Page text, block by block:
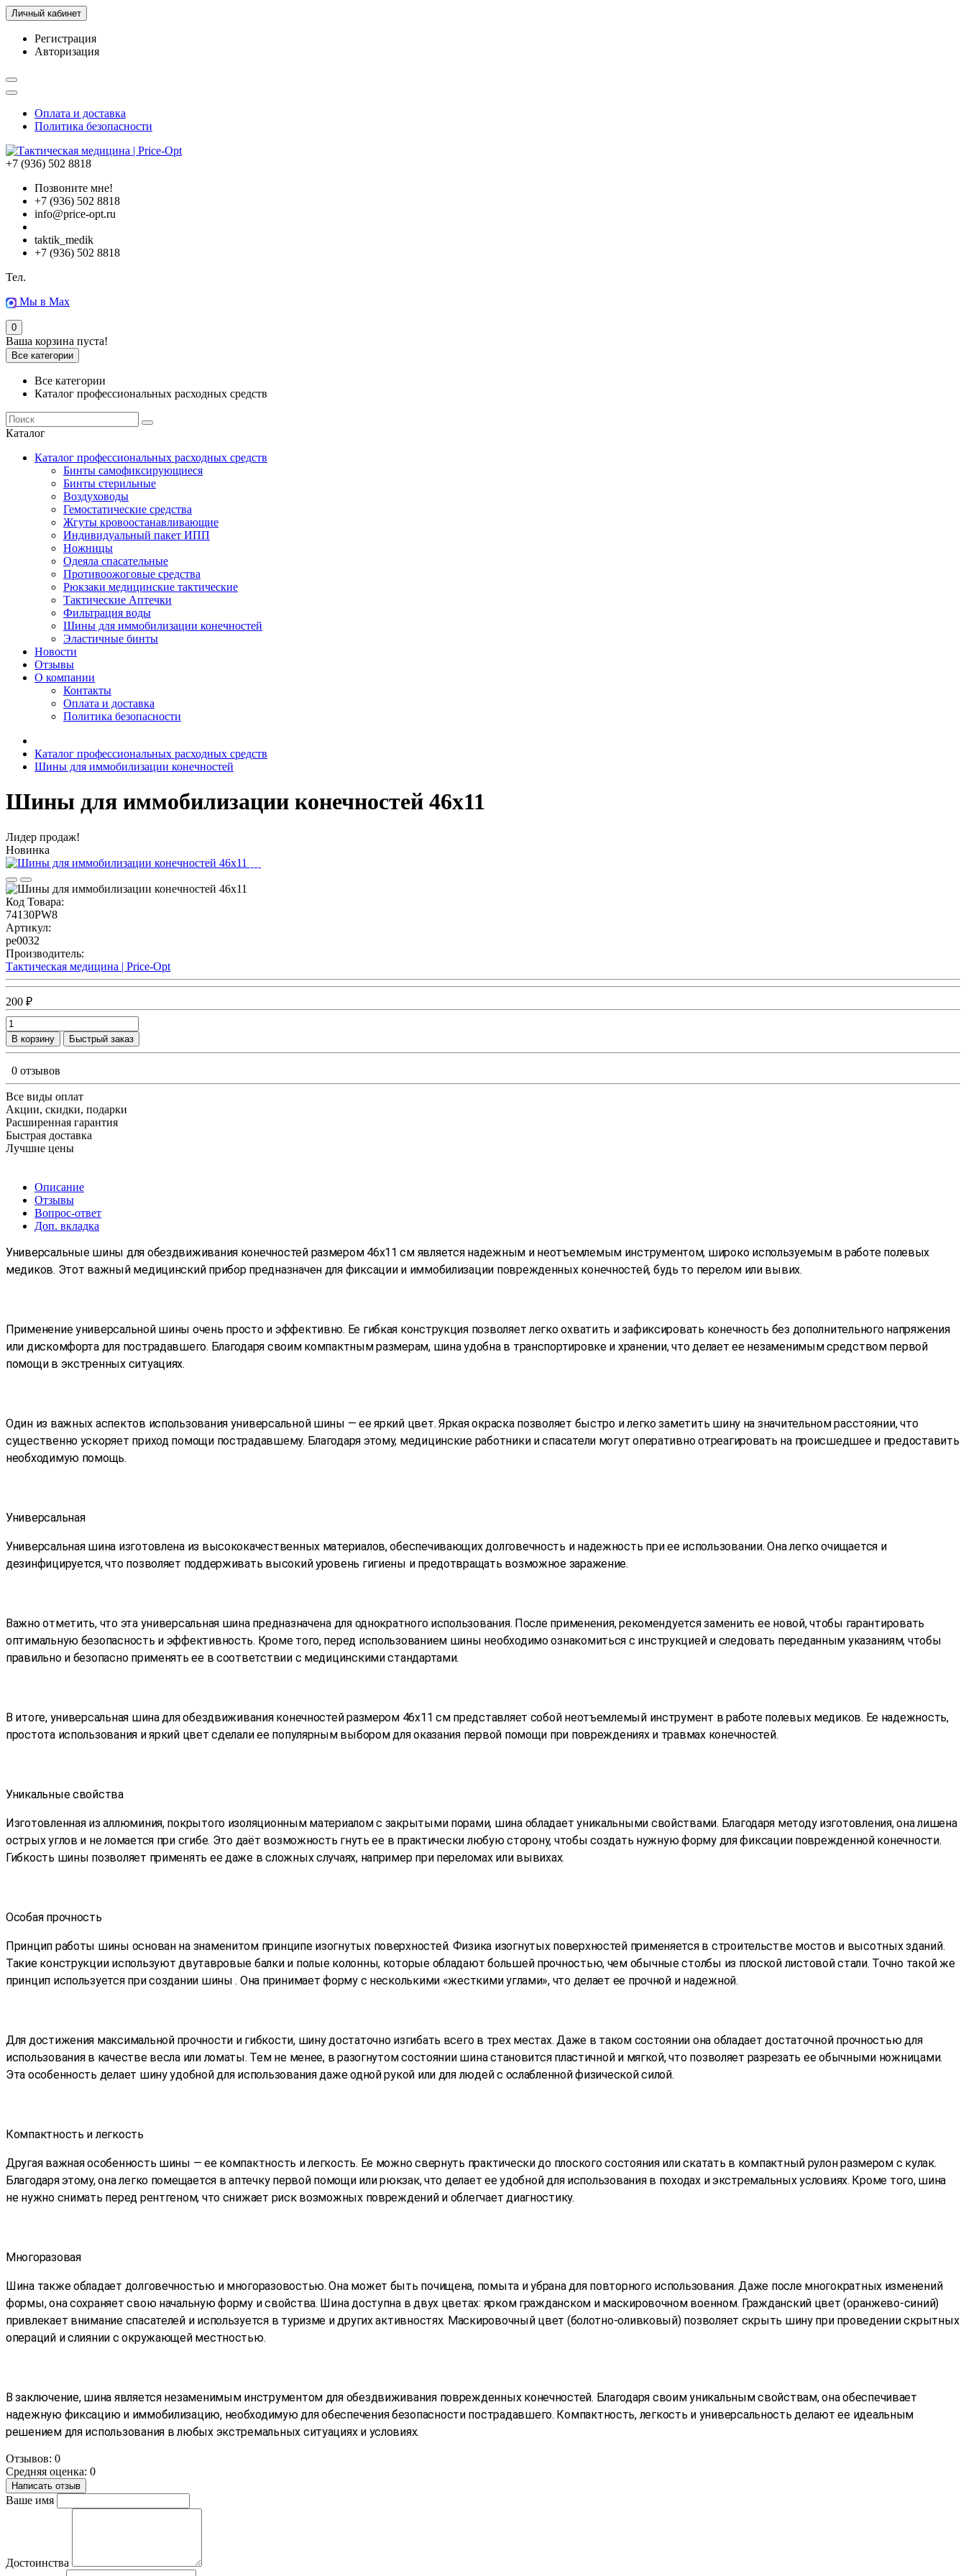
Личный кабинет
Регистрация
Авторизация
Оплата и доставка
Политика безопасности
+7 (936) 502 8818
Позвоните мне!
+7 (936) 502 8818
info@price-opt.ru
taktik_medik
+7 (936) 502 8818
Тел.
Мы в Max
0
Ваша корзина пуста!
Все категории
Все категории
Каталог профессиональных расходных средств
Каталог
Каталог профессиональных расходных средств
Бинты самофиксирующиеся
Бинты стерильные
Воздуховоды
Гемостатические средства
Жгуты кровоостанавливающие
Индивидуальный пакет ИПП
Ножницы
Одеяла спасательные
Противоожоговые средства
Рюкзаки медицинские тактические
Тактические Аптечки
Фильтрация воды
Шины для иммобилизации конечностей
Эластичные бинты
Новости
Отзывы
О компании
Контакты
Оплата и доставка
Политика безопасности
Каталог профессиональных расходных средств
Шины для иммобилизации конечностей
Шины для иммобилизации конечностей 46х11
Лидер продаж!
Новинка
Код Товара:
74130PW8
Артикул:
pe0032
Производитель:
Тактическая медицина | Price-Opt
200 ₽
В корзину Быстрый заказ
0 отзывов
Все виды оплат
Акции, скидки, подарки
Расширенная гарантия
Быстрая доставка
Лучшие цены
Описание
Отзывы
Вопрос-ответ
Доп. вкладка
Универсальные шины для обездвиживания конечностей размером 46х11 см является надежным и неотъемлемым инструментом, широко используемым в работе полевых
медиков. Этот важный медицинский прибор предназначен для фиксации и иммобилизации поврежденных конечностей, будь то перелом или вывих.
Применение универсальной шины очень просто и эффективно. Ее гибкая конструкция позволяет легко охватить и зафиксировать конечность без дополнительного напряжения
или дискомфорта для пострадавшего. Благодаря своим компактным размерам, шина удобна в транспортировке и хранении, что делает ее незаменимым средством первой
помощи в экстренных ситуациях.
Один из важных аспектов использования универсальной шины — ее яркий цвет. Яркая окраска позволяет быстро и легко заметить шину на значительном расстоянии, что
существенно ускоряет приход помощи пострадавшему. Благодаря этому, медицинские работники и спасатели могут оперативно отреагировать на происшедшее и предоставить
необходимую помощь.
Универсальная
Универсальная шина изготовлена из высококачественных материалов, обеспечивающих долговечность и надежность при ее использовании. Она легко очищается и
дезинфицируется, что позволяет поддерживать высокий уровень гигиены и предотвращать возможное заражение.
Важно отметить, что эта универсальная шина предназначена для однократного использования. После применения, рекомендуется заменить ее новой, чтобы гарантировать
оптимальную безопасность и эффективность. Кроме того, перед использованием шины необходимо ознакомиться с инструкцией и следовать переданным указаниям, чтобы
правильно и безопасно применять ее в соответствии с медицинскими стандартами.
В итоге, универсальная шина для обездвиживания конечностей размером 46х11 см представляет собой неотъемлемый инструмент в работе полевых медиков. Ее надежность,
простота использования и яркий цвет сделали ее популярным выбором для оказания первой помощи при повреждениях и травмах конечностей.
Уникальные свойства
Изготовленная из аллюминия, покрытого изоляционным материалом с закрытыми порами, шина обладает уникальными свойствами. Благодаря методу изготовления, она лишена
острых углов и не ломается при сгибе. Это даёт возможность гнуть ее в практически любую сторону, чтобы создать нужную форму для фиксации поврежденной конечности.
Гибкость шины позволяет применять ее даже в сложных случаях, например при переломах или вывихах.
Особая прочность
Принцип работы шины основан на знаменитом принципе изогнутых поверхностей. Физика изогнутых поверхностей применяется в строительстве мостов и высотных зданий.
Такие конструкции используют двутавровые балки и полые колонны, которые обладают большей прочностью, чем обычные столбы из плоской листовой стали. Точно такой же
принцип используется при создании шины . Она принимает форму с несколькими «жесткими углами», что делает ее прочной и надежной.
Для достижения максимальной прочности и гибкости, шину достаточно изгибать всего в трех местах. Даже в таком состоянии она обладает достаточной прочностью для
использования в качестве весла или ломаты. Тем не менее, в разогнутом состоянии шина становится пластичной и мягкой, что позволяет разрезать ее обычными ножницами.
Эта особенность делает шину удобной для использования даже одной рукой или для людей с ослабленной физической силой.
Компактность и легкость
Другая важная особенность шины — ее компактность и легкость. Ее можно свернуть практически до плоского состояния или скатать в компактный рулон размером с кулак.
Благодаря этому, она легко помещается в аптечку первой помощи или рюкзак, что делает ее удобной для использования в походах и экстремальных условиях. Кроме того, шина
не нужно снимать перед рентгеном, что снижает риск возможных повреждений и облегчает диагностику.
Многоразовая
Шина также обладает долговечностью и многоразовостью. Она может быть почищена, помыта и убрана для повторного использования. Даже после многократных изменений
формы, она сохраняет свою начальную форму и свойства. Шина доступна в двух цветах: ярком гражданском и маскировочном военном. Гражданский цвет (оранжево-синий)
привлекает внимание спасателей и используется в туризме и других активностях. Маскировочный цвет (болотно-оливковый) позволяет скрыть шину при проведении скрытных
операций и слиянии с окружающей местностью.
В заключение, шина является незаменимым инструментом для обездвиживания поврежденных конечностей. Благодаря своим уникальным свойствам, она обеспечивает
надежную фиксацию и иммобилизацию, необходимую для обеспечения безопасности пострадавшего. Компактность, легкость и универсальность делают ее идеальным
решением для использования в любых экстремальных ситуациях и условиях.
Отзывов: 0
Средняя оценка: 0
Написать отзыв
Ваше имя
Достоинства